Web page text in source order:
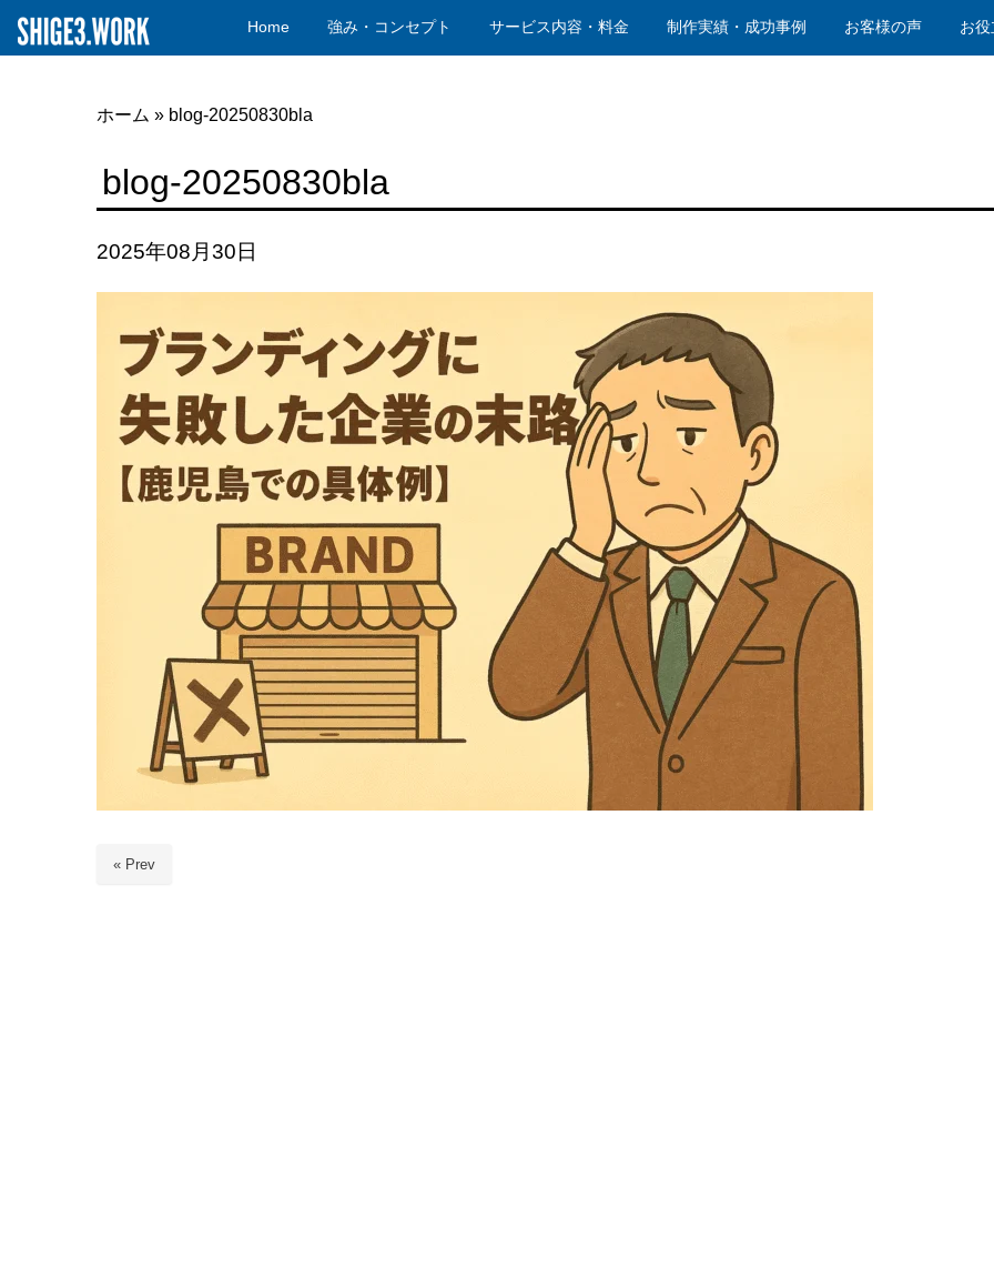
Home 強み・コンセプト サービス内容・料金 制作実績・成功事例 お客様の声 お
ホーム » blog-20250830bla
blog-20250830bla
2025年08月30日
« Prev